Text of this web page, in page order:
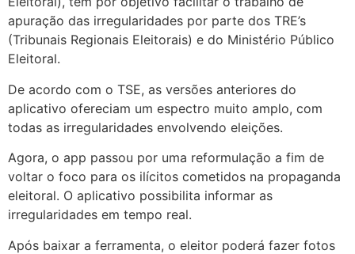
apuração das irregularidades por parte dos TRE’s
(Tribunais Regionais Eleitorais) e do Ministério Público
Eleitoral.
De acordo com o TSE, as versões anteriores do
aplicativo ofereciam um espectro muito amplo, com
todas as irregularidades envolvendo eleições.
Agora, o app passou por uma reformulação a fim de
voltar o foco para os ilícitos cometidos na propaganda
eleitoral. O aplicativo possibilita informar as
irregularidades em tempo real.
Após baixar a ferramenta, o eleitor poderá fazer fotos